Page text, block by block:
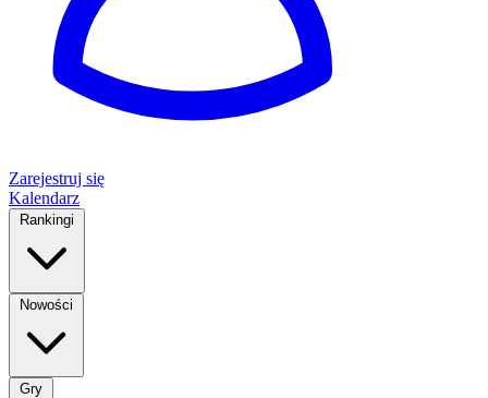
Zarejestruj się
Kalendarz
Rankingi
Nowości
Gry